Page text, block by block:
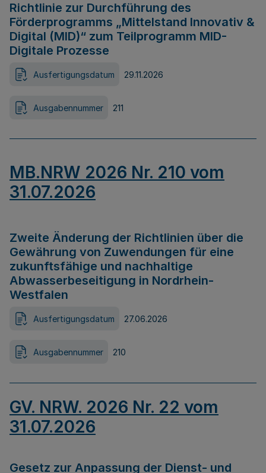
Richtlinie zur Durchführung des
Förderprogramms „Mittelstand Innovativ &
Digital (MID)“ zum Teilprogramm MID-
Digitale Prozesse
Ausfertigungsdatum 29.11.2026
Ausgabennummer 211
MB.NRW 2026 Nr. 210 vom
31.07.2026
Zweite Änderung der Richtlinien über die
Gewährung von Zuwendungen für eine
zukunftsfähige und nachhaltige
Abwasserbeseitigung in Nordrhein-
Westfalen
Ausfertigungsdatum 27.06.2026
Ausgabennummer 210
GV. NRW. 2026 Nr. 22 vom
31.07.2026
Gesetz zur Anpassung der Dienst- und